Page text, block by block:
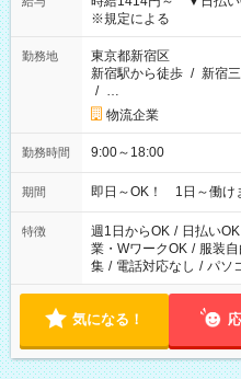
※規定による
勤務地
東京都新宿区
新宿駅から徒歩 / 新宿
/ …
物流企業
勤務時間 9:00～18:00
期間 即日～OK！ 1日～働け
特徴 週1日からOK / 日払いOK
業・WワークOK / 服装自
集 / 電話対応なし / パソ
気になる！